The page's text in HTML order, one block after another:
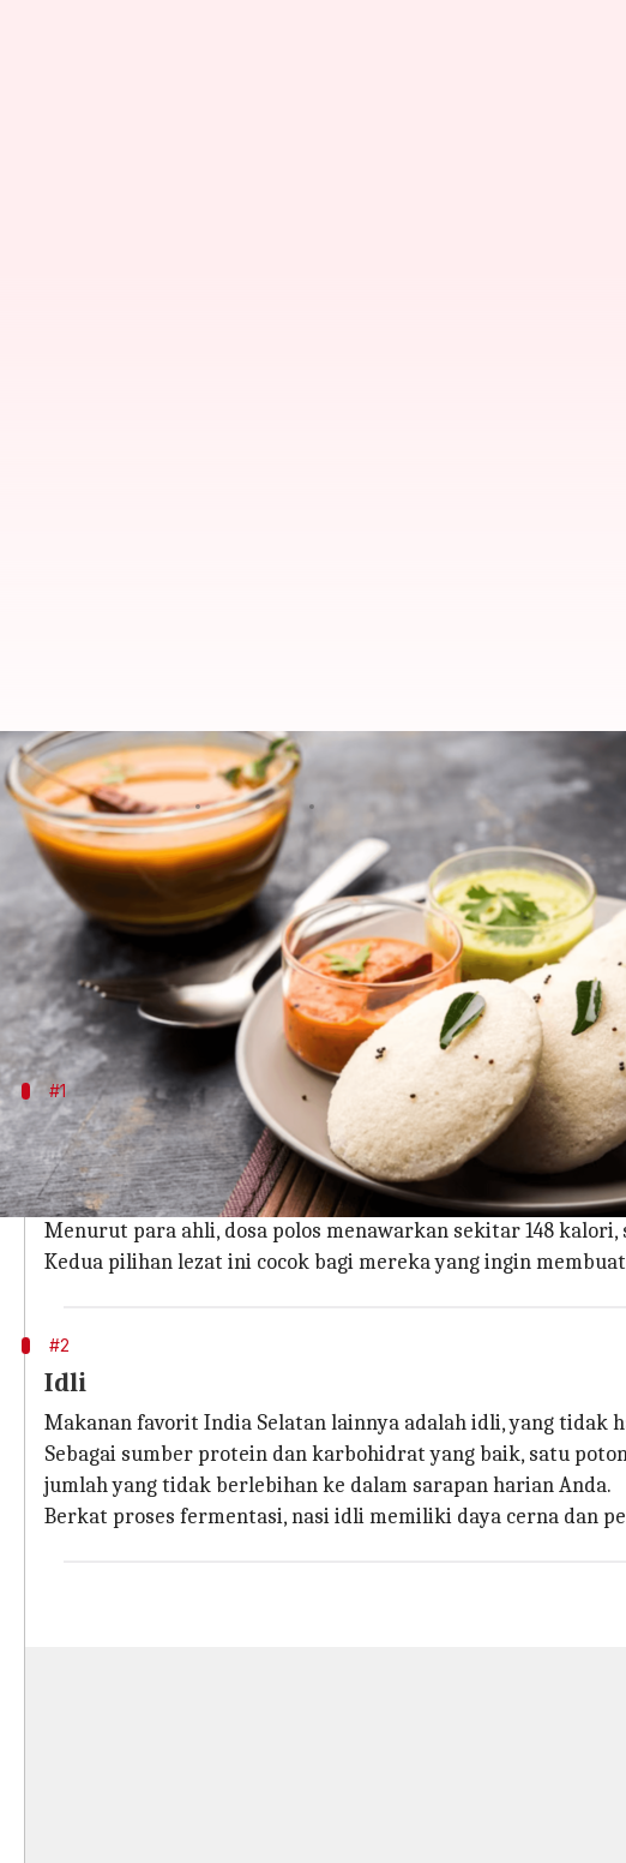
Pilihan sarapan khas India Selatan
menulis Taufiq Al Jufri Dec 06, 2023
Apa ceritanya
Masakan India Selatan tidak hanya menggugah selera
Banyak hidangan populer dari masakan yang menggoda
yang menjaga berat badan dan para pencinta kesehatan.
#1
Dosa polos atau masala
Dosa merupakan makanan yang bergizi karena kaya akan
India Selatan ini selama perjalanan penurunan berat badan
Menurut para ahli, dosa polos menawarkan sekitar 148
Kedua pilihan lezat ini cocok bagi mereka yang ingin
#2
Idli
Makanan favorit India Selatan lainnya adalah idli, yang tidak
Sebagai sumber protein dan karbohidrat yang baik, satu
jumlah yang tidak berlebihan ke dalam sarapan harian Anda.
Berkat proses fermentasi, nasi idli memiliki daya cerna dan